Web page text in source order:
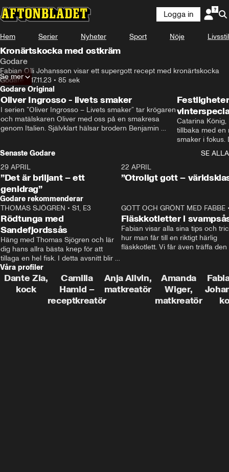
Logga in
Hem Serier Nyheter Sport Nöje Livsstil
Kronärtskocka med ostkräm
Godare
Fabian Olli Johansson visar ett supergott recept med kronärtskocka
Godare • 17.11.23 • 85 sek
Se mer
Godare Original
Oliver Ingrosso - livets smaker
I serien ”Oliver Ingrosso – Livets smaker” tar krögaren
och matälskaren Oliver med oss på en smakresa
genom Italien. Självklart hälsar brodern Benjamin
Catarina
tillbaka med en
smaker i fokus.
julfavoriter
Senaste Godare
SE ALLA
29 APRIL
”Det är briljant – ett
genidrag”
22 APRIL
”Otroligt gott –
Godare rekommenderar
THOMAS SJÖGREN • S1, E3
Rödtunga med
Sandefjordssås
Häng med Thomas Sjögren och lär
dig hans allra bästa knep för att
tillaga en hel fisk. I detta avsnitt blir
de helstekt rödtunga med
sandefjordssås och en magisk sallad
på pepparrot och äpple.
GOTT OCH GRÖNT MED FABBE
Fläskkotletter i
Fabian visar alla sina tips och
hur man får till en riktigt härlig
fläskkotlett. Vi får även träffa den
grisbonde på Gotland.
Våra profiler
Dante Zia,
kock
Camilla
Hamid –
receptkreatör
Anja Allvin,
matkreatör
Amanda
Wiger,
matkreatör